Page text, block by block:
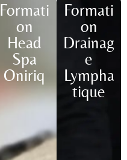
Formati
on
Head
Spa
Oniriq
Formati
on
Drainag
e
Lympha
tique